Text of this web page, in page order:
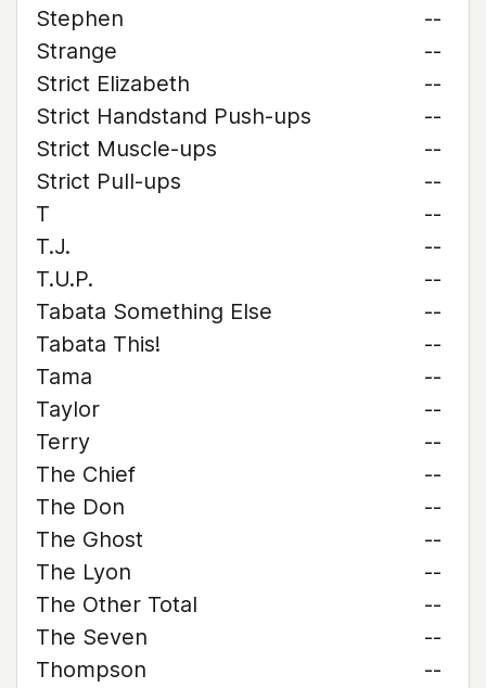
Stephen
--
Strange
--
Strict Elizabeth
--
Strict Handstand Push-ups
--
Strict Muscle-ups
--
Strict Pull-ups
--
T
--
T.J.
--
T.U.P.
--
Tabata Something Else
--
Tabata This!
--
Tama
--
Taylor
--
Terry
--
The Chief
--
The Don
--
The Ghost
--
The Lyon
--
The Other Total
--
The Seven
--
Thompson
--